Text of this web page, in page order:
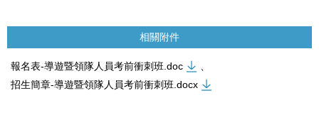
相關附件
報名表-導遊暨領隊人員考前衝刺班.doc
招生簡章-導遊暨領隊人員考前衝刺班.docx